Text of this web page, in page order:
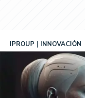
IPROUP INNOVACIÓN